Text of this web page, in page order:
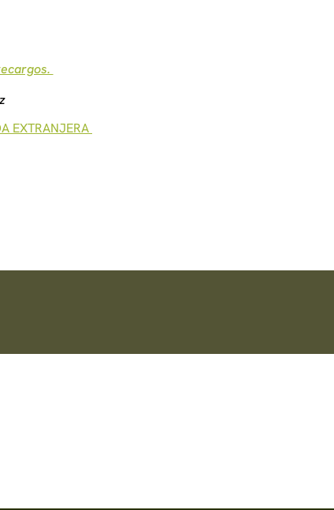
EXTRANJERA